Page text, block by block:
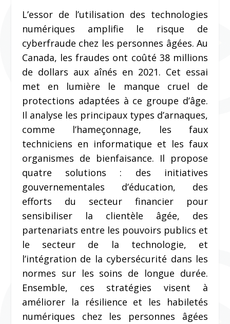
L’essor de l’utilisation des technologies
numériques amplifie le risque de
cyberfraude chez les personnes âgées. Au
Canada, les fraudes ont coûté 38 millions
de dollars aux aînés en 2021. Cet essai
met en lumière le manque cruel de
protections adaptées à ce groupe d’âge.
Il analyse les principaux types d’arnaques,
comme l’hameçonnage, les faux
techniciens en informatique et les faux
organismes de bienfaisance. Il propose
quatre solutions : des initiatives
gouvernementales d’éducation, des
efforts du secteur financier pour
sensibiliser la clientèle âgée, des
partenariats entre les pouvoirs publics et
le secteur de la technologie, et
l’intégration de la cybersécurité dans les
normes sur les soins de longue durée.
Ensemble, ces stratégies visent à
améliorer la résilience et les habiletés
numériques chez les personnes âgées